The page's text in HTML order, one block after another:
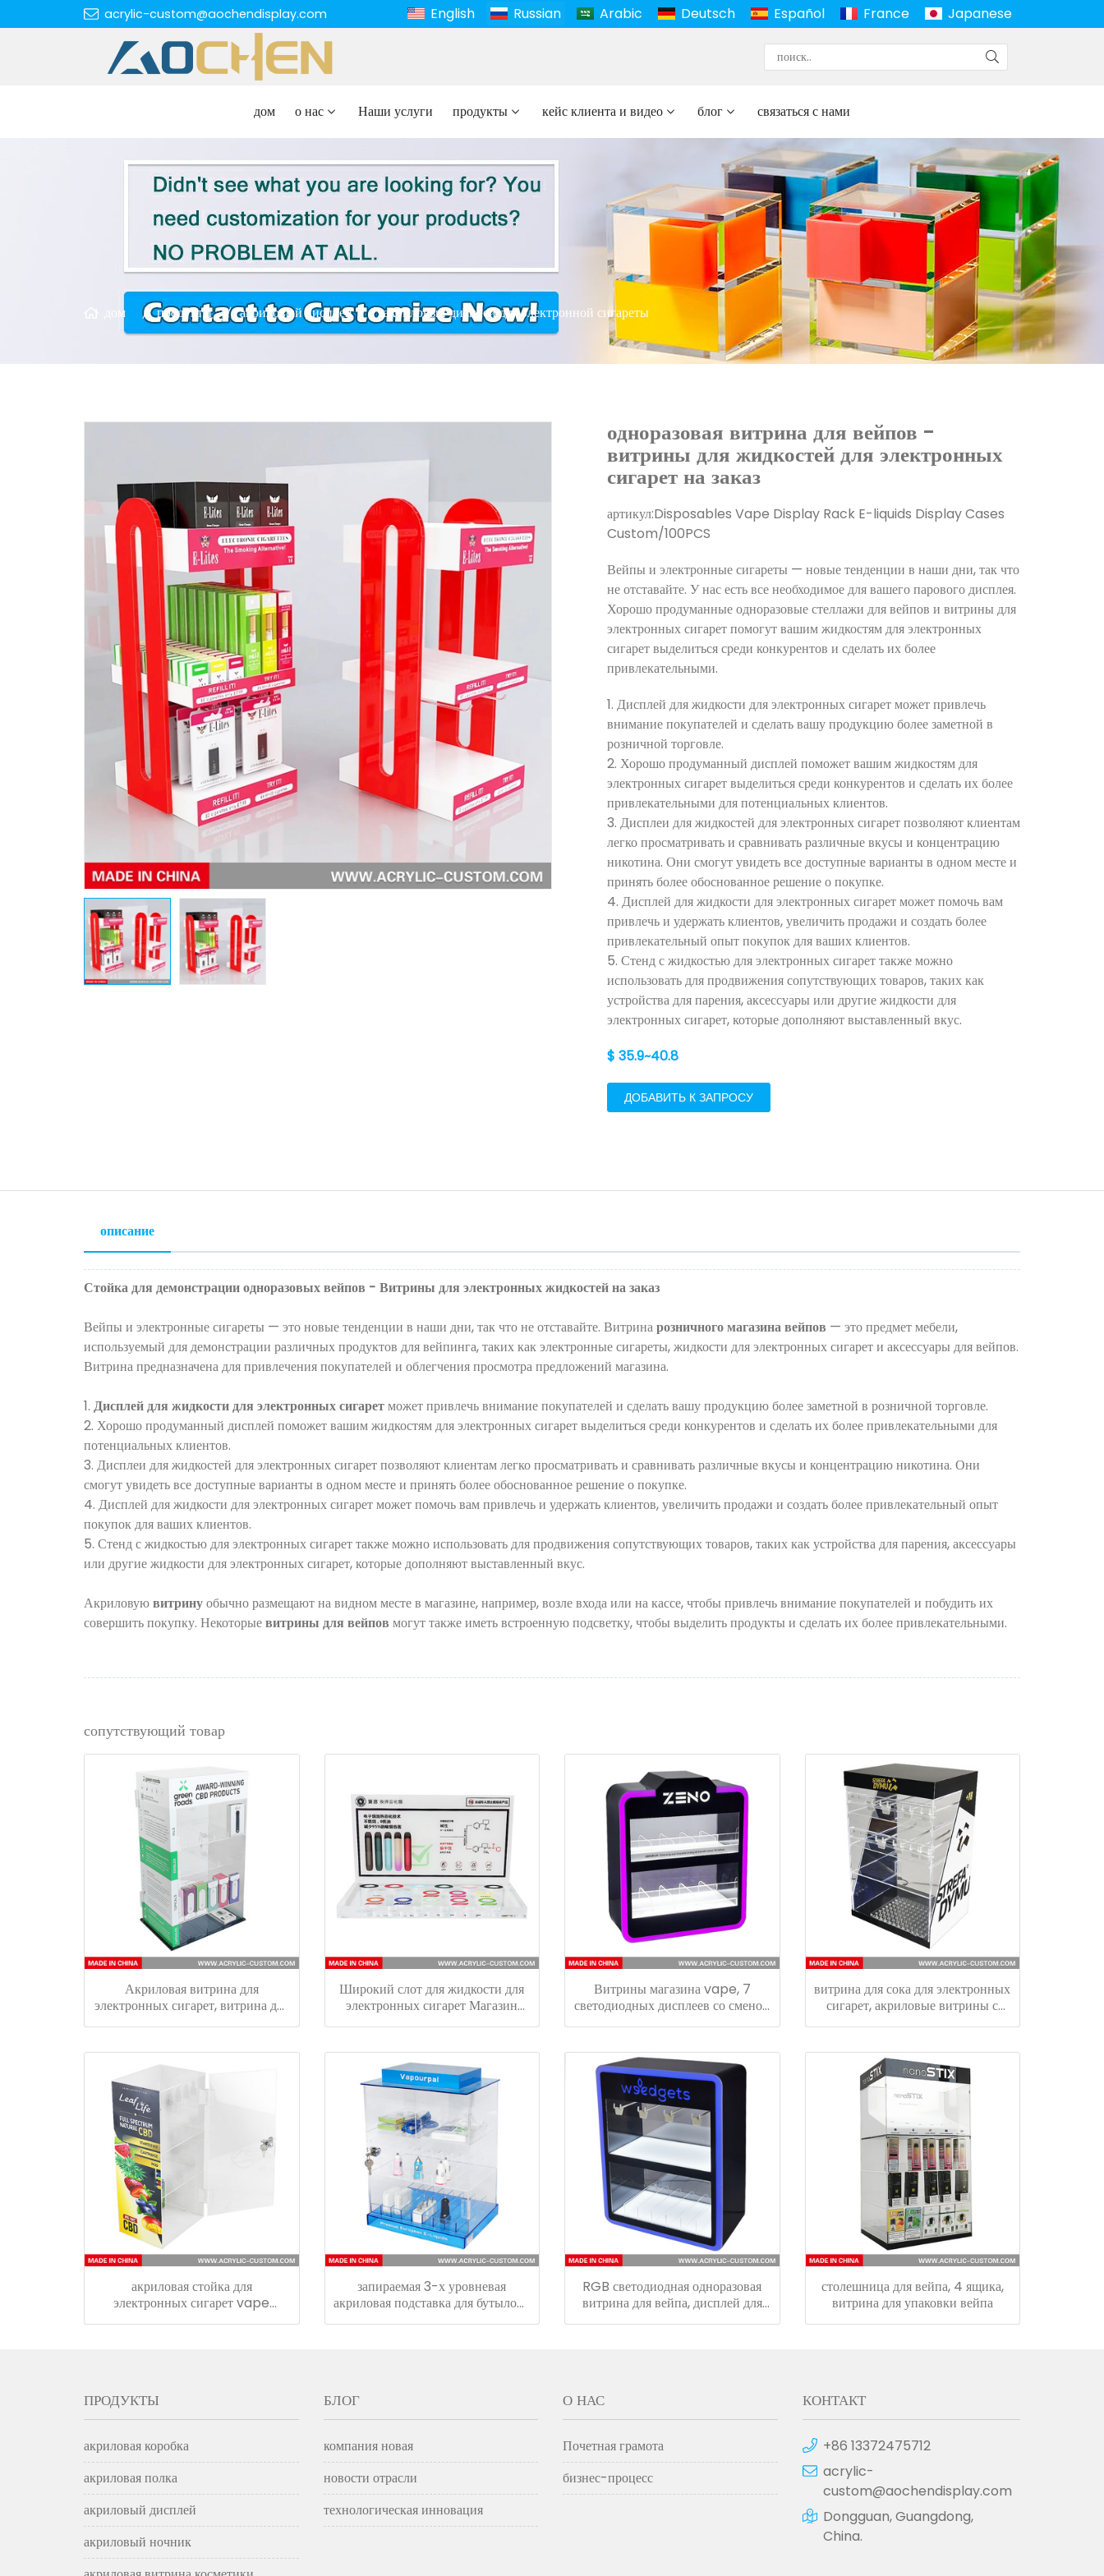
acrylic-custom@aochendisplay.com English Russian Arabic Deutsch Español France Japanese
дом о нас Наши услуги продукты кейс клиента и видео блог связаться с нами
дом продукты акриловый дисплей акриловый дисплей для электронной сигареты
одноразовая витрина для вейпов -
витрины для жидкостей для электронных
сигарет на заказ
артикул:Disposables Vape Display Rack E-liquids Display Cases
Custom/100PCS
Вейпы и электронные сигареты — новые тенденции в наши дни, так что
не отставайте. У нас есть все необходимое для вашего парового дисплея.
Хорошо продуманные одноразовые стеллажи для вейпов и витрины для
электронных сигарет помогут вашим жидкостям для электронных
сигарет выделиться среди конкурентов и сделать их более
привлекательными.
1. Дисплей для жидкости для электронных сигарет может привлечь
внимание покупателей и сделать вашу продукцию более заметной в
розничной торговле.
2. Хорошо продуманный дисплей поможет вашим жидкостям для
электронных сигарет выделиться среди конкурентов и сделать их более
привлекательными для потенциальных клиентов.
3. Дисплеи для жидкостей для электронных сигарет позволяют клиентам
легко просматривать и сравнивать различные вкусы и концентрацию
никотина. Они смогут увидеть все доступные варианты в одном месте и
принять более обоснованное решение о покупке.
4. Дисплей для жидкости для электронных сигарет может помочь вам
привлечь и удержать клиентов, увеличить продажи и создать более
привлекательный опыт покупок для ваших клиентов.
5. Стенд с жидкостью для электронных сигарет также можно
использовать для продвижения сопутствующих товаров, таких как
устройства для парения, аксессуары или другие жидкости для
электронных сигарет, которые дополняют выставленный вкус.
$ 35.9~40.8
ДОБАВИТЬ К ЗАПРОСУ
описание
Стойка для демонстрации одноразовых вейпов - Витрины для электронных жидкостей на заказ
Вейпы и электронные сигареты — это новые тенденции в наши дни, так что не отставайте. Витринарозничного магазина вейпов — это предмет мебели,
используемый для демонстрации различных продуктов для вейпинга, таких как электронные сигареты, жидкости для электронных сигарет и аксессуары для вейпов.
Витрина предназначена для привлечения покупателей и облегчения просмотра предложений магазина.
1. Дисплей для жидкости для электронных сигаретможет привлечь внимание покупателей и сделать вашу продукцию более заметной в розничной торговле.
2. Хорошо продуманный дисплей поможет вашим жидкостям для электронных сигарет выделиться среди конкурентов и сделать их более привлекательными для
потенциальных клиентов.
3. Дисплеи для жидкостей для электронных сигарет позволяют клиентам легко просматривать и сравнивать различные вкусы и концентрацию никотина. Они
смогут увидеть все доступные варианты в одном месте и принять более обоснованное решение о покупке.
4. Дисплей для жидкости для электронных сигарет может помочь вам привлечь и удержать клиентов, увеличить продажи и создать более привлекательный опыт
покупок для ваших клиентов.
5. Стенд с жидкостью для электронных сигарет также можно использовать для продвижения сопутствующих товаров, таких как устройства для парения, аксессуары
или другие жидкости для электронных сигарет, которые дополняют выставленный вкус.
Акриловуювитринуобычно размещают на видном месте в магазине, например, возле входа или на кассе, чтобы привлечь внимание покупателей и побудить их
совершить покупку. Некоторыевитрины для вейпов могут также иметь встроенную подсветку, чтобы выделить продукты и сделать их более привлекательными.
сопутствующий товар
Акриловая витрина для
электронных сигарет, витрина для
Широкий слот для жидкости для
электронных сигарет Магазин
Витрины магазина vape, 7
светодиодных дисплеев со сменой
витрина для сока для электронных
сигарет, акриловые витрины с
акриловая стойка для
электронных сигарет vape
display с замком
запираемая 3-х уровневая
акриловая подставка для бутылок/
держатель для сока/электронный
RGB светодиодная одноразовая
витрина для вейпа, дисплей для
электронной сигареты
столешница для вейпа, 4 ящика,
витрина для упаковки вейпа
ПРОДУКТЫ
акриловая коробка
акриловая полка
акриловый дисплей
акриловый ночник
БЛОГ
компания новая
новости отрасли
технологическая инновация
О НАС
Почетная грамота
бизнес-процесс
КОНТАКТ
+86 13372475712
acrylic-
custom@aochendisplay.com
Dongguan, Guangdong,
China.